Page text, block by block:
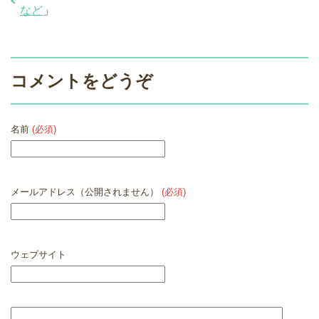
など 」
コメントをどうぞ
名前 (必須)
メールアドレス（公開されません） (必須)
ウェブサイト